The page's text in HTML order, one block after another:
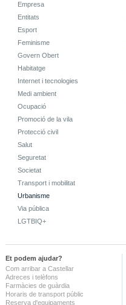
Empresa
Entitats
Esport
Feminisme
Govern Obert
Habitatge
Internet i tecnologies
Medi ambient
Ocupació
Promoció de la vila
Protecció civil
Salut
Seguretat
Societat
Transport i mobilitat
Urbanisme
Via pública
LGTBIQ+
Et podem ajudar?
Com arribar a Castellar
Adreces i telèfons
Farmàcies de guàrdia
Horaris de transport públic
Reserva d'equipaments